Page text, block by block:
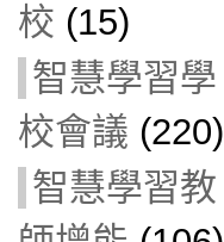
校 (15)
智慧學習學
校會議 (220)
智慧學習教